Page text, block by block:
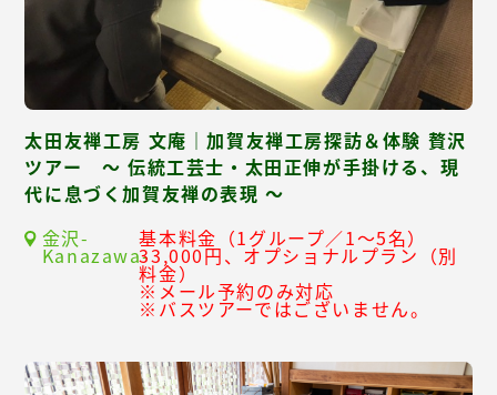
太田友禅工房 文庵｜加賀友禅工房探訪＆体験 贅沢
ツアー ～ 伝統工芸士・太田正伸が手掛ける、現
代に息づく加賀友禅の表現 ～
金沢-
Kanazawa-
基本料金（1グループ／1～5名）
33,000円、オプショナルプラン（別
料金）
※メール予約のみ対応
※バスツアーではございません。